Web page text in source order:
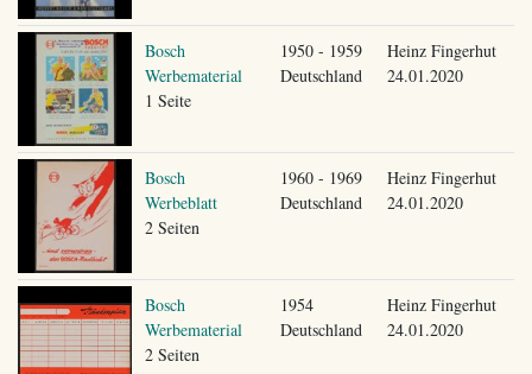
Bosch
Werbematerial
1 Seite
1950 - 1959
Deutschland
Heinz Fingerhut
24.01.2020
Bosch
Werbeblatt
2 Seiten
1960 - 1969
Deutschland
Heinz Fingerhut
24.01.2020
Bosch
Werbematerial
2 Seiten
1954
Deutschland
Heinz Fingerhut
24.01.2020